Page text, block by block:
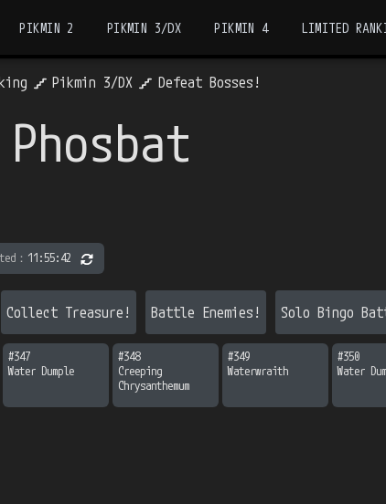
PIKMIN 2 PIKMIN 3/DX PIKMIN 4 LIMITED
Pikmin 3/DX
Defeat Bosses!
： 11:55:42
Collect Treasure! Battle Enemies! Solo Bingo
#347
Water Dumple
#348
Creeping
Chrysanthemum
#349
Waterwraith
#350
Water